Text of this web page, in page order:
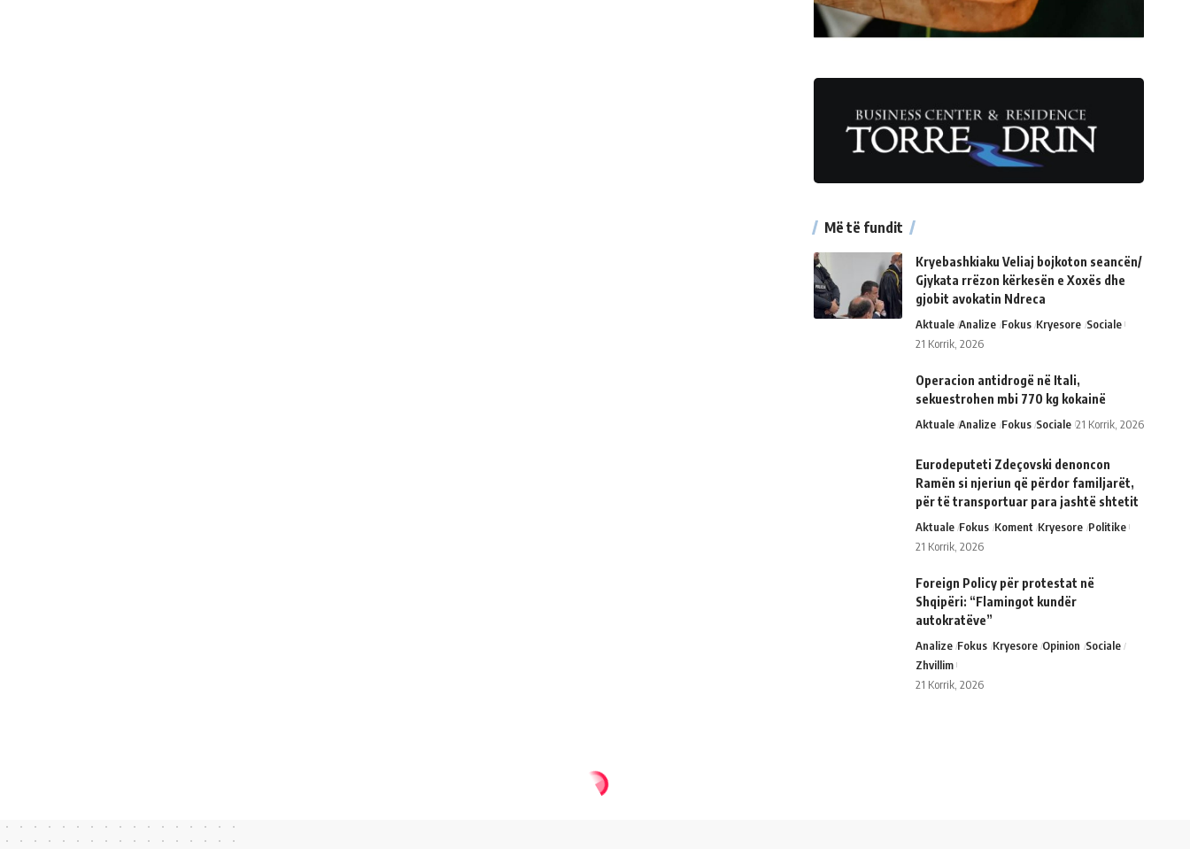
Më të fundit
Kryebashkiaku Veliaj bojkoton seancën/
Gjykata rrëzon kërkesën e Xoxës dhe
gjobit avokatin Ndreca
Aktuale Analize Fokus Kryesore Sociale
21 Korrik, 2026
Operacion antidrogë në Itali,
sekuestrohen mbi 770 kg kokainë
Aktuale Analize Fokus Sociale 21 Korrik, 2026
Eurodeputeti Zdeçovski denoncon
Ramën si njeriun që përdor familjarët,
për të transportuar para jashtë shtetit
Aktuale Fokus Koment Kryesore Politike
21 Korrik, 2026
Foreign Policy për protestat në
Shqipëri: “Flamingot kundër
autokratëve”
Analize Fokus Kryesore Opinion Sociale
Zhvillim
21 Korrik, 2026